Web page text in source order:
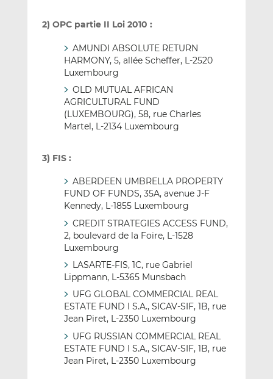
2) OPC partie II Loi 2010 :
AMUNDI ABSOLUTE RETURN
HARMONY, 5, allée Scheffer, L-2520
Luxembourg
OLD MUTUAL AFRICAN
AGRICULTURAL FUND
(LUXEMBOURG), 58, rue Charles
Martel, L-2134 Luxembourg
3) FIS :
ABERDEEN UMBRELLA PROPERTY
FUND OF FUNDS, 35A, avenue J-F
Kennedy, L-1855 Luxembourg
CREDIT STRATEGIES ACCESS FUND,
2, boulevard de la Foire, L-1528
Luxembourg
LASARTE-FIS, 1C, rue Gabriel
Lippmann, L-5365 Munsbach
UFG GLOBAL COMMERCIAL REAL
ESTATE FUND I S.A., SICAV-SIF, 1B, rue
Jean Piret, L-2350 Luxembourg
UFG RUSSIAN COMMERCIAL REAL
ESTATE FUND I S.A., SICAV-SIF, 1B, rue
Jean Piret, L-2350 Luxembourg